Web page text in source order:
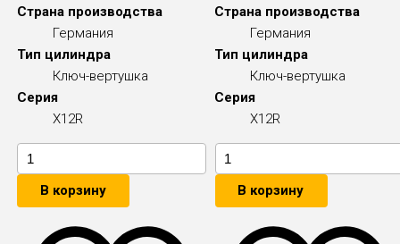
Страна производства
Германия
Тип цилиндра
Ключ-вертушка
Серия
X12R
В корзину
Страна производства
Германия
Тип цилиндра
Ключ-вертушка
Серия
X12R
В корзину